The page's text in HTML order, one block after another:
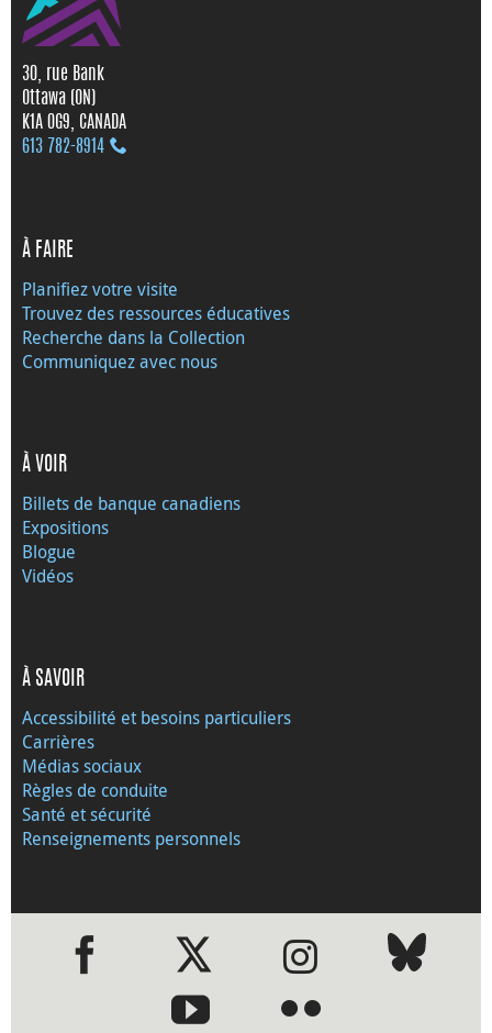
30, rue Bank
Ottawa (ON)
K1A 0G9, CANADA
613 782‑8914
À FAIRE
Planifiez votre visite
Trouvez des ressources éducatives
Recherche dans la Collection
Communiquez avec nous
À VOIR
Billets de banque canadiens
Expositions
Blogue
Vidéos
À SAVOIR
Accessibilité et besoins particuliers
Carrières
Médias sociaux
Règles de conduite
Santé et sécurité
Renseignements personnels
●●